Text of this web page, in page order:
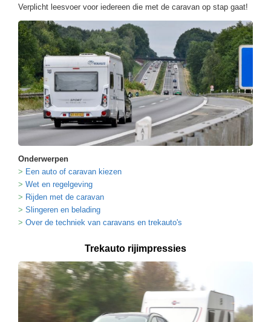
Verplicht leesvoer voor iedereen die met de caravan op stap gaat!
Onderwerpen
Een auto of caravan kiezen
Wet en regelgeving
Rijden met de caravan
Slingeren en belading
Over de techniek van caravans en trekauto's
Trekauto rijimpressies